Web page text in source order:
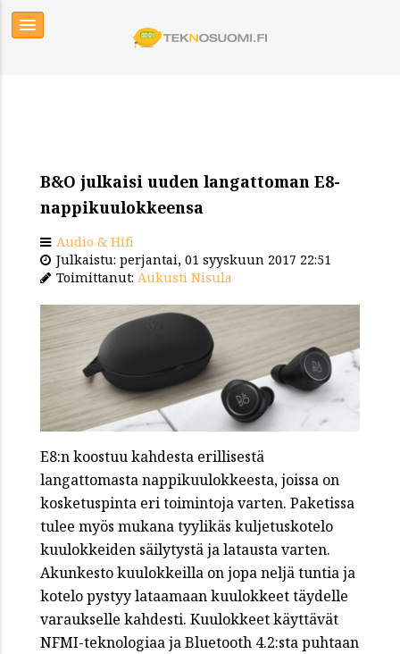
B&O julkaisi uuden langattoman E8-
nappikuulokkeensa
Audio & Hifi
Julkaistu: perjantai, 01 syyskuun 2017 22:51
Toimittanut: Aukusti Nisula
E8:n koostuu kahdesta erillisestä
langattomasta nappikuulokkeesta, joissa on
kosketuspinta eri toimintoja varten. Paketissa
tulee myös mukana tyylikäs kuljetuskotelo
kuulokkeiden säilytystä ja latausta varten.
Akunkesto kuulokkeilla on jopa neljä tuntia ja
kotelo pystyy lataamaan kuulokkeet täydelle
varaukselle kahdesti. Kuulokkeet käyttävät
NFMI-teknologiaa ja Bluetooth 4.2:sta puhtaan